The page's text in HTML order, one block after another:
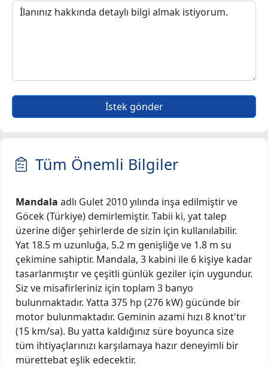
İstek gönder
Tüm Önemli Bilgiler
Mandala adlı Gulet 2010 yılında inşa edilmiştir ve
Göcek (Türkiye) demirlemiştir. Tabii ki, yat talep
üzerine diğer şehirlerde de sizin için kullanılabilir.
Yat 18.5 m uzunluğa, 5.2 m genişliğe ve 1.8 m su
çekimine sahiptir. Mandala, 3 kabini ile 6 kişiye kadar
tasarlanmıştır ve çeşitli günlük geziler için uygundur.
Siz ve misafirleriniz için toplam 3 banyo
bulunmaktadır. Yatta 375 hp (276 kW) gücünde bir
motor bulunmaktadır. Geminin azami hızı 8 knot'tır
(15 km/sa). Bu yatta kaldığınız süre boyunca size
tüm ihtiyaçlarınızı karşılamaya hazır deneyimli bir
mürettebat eşlik edecektir.